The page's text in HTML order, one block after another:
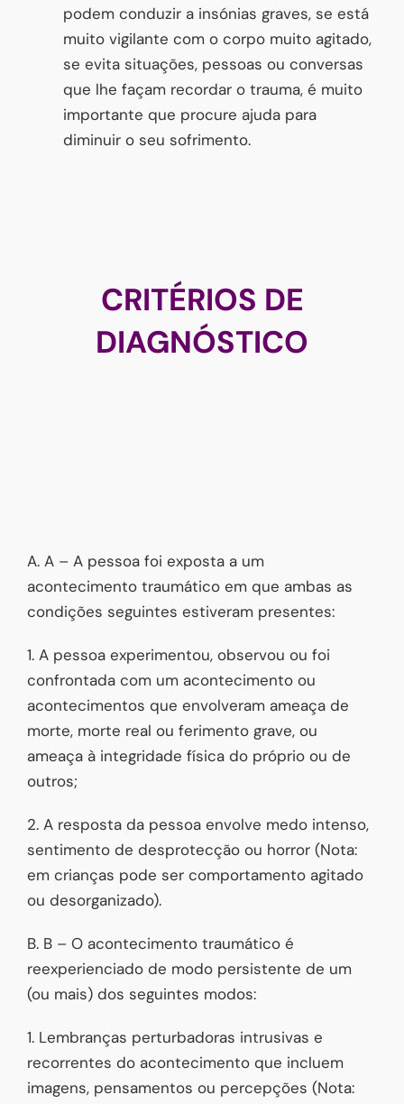
podem conduzir a insónias graves, se está
muito vigilante com o corpo muito agitado,
se evita situações, pessoas ou conversas
que lhe façam recordar o trauma, é muito
importante que procure ajuda para
diminuir o seu sofrimento.
CRITÉRIOS DE
DIAGNÓSTICO
A. A – A pessoa foi exposta a um
acontecimento traumático em que ambas as
condições seguintes estiveram presentes:
1. A pessoa experimentou, observou ou foi
confrontada com um acontecimento ou
acontecimentos que envolveram ameaça de
morte, morte real ou ferimento grave, ou
ameaça à integridade física do próprio ou de
outros;
2. A resposta da pessoa envolve medo intenso,
sentimento de desprotecção ou horror (Nota:
em crianças pode ser comportamento agitado
ou desorganizado).
B. B – O acontecimento traumático é
reexperienciado de modo persistente de um
(ou mais) dos seguintes modos:
1. Lembranças perturbadoras intrusivas e
recorrentes do acontecimento que incluem
imagens, pensamentos ou percepções (Nota: